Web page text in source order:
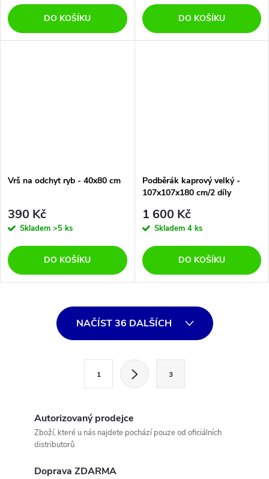
DO KOŠÍKU DO KOŠÍKU
Vrš na odchyt ryb - 40x80 cm
390 Kč
Skladem >5 ks
DO KOŠÍKU
Podběrák kaprový velký -
107x107x180 cm/2 díly
1 600 Kč
Skladem 4 ks
DO KOŠÍKU
NAČÍST 36 DALŠÍCH
1 3
Autorizovaný prodejce
Zboží, které u nás najdete pochází pouze od oficiálních
distributorů
Doprava ZDARMA